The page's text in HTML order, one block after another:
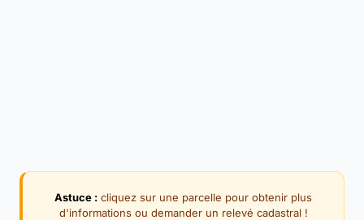
Astuce : cliquez sur une parcelle pour obtenir plus
d'informations ou demander un relevé cadastral !